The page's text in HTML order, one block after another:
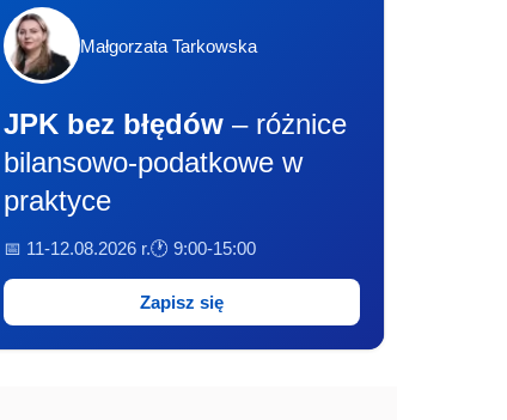
Małgorzata Tarkowska
JPK bez błędów – różnice
bilansowo-podatkowe w
praktyce
📅 11-12.08.2026 r.🕐 9:00-15:00
Zapisz się